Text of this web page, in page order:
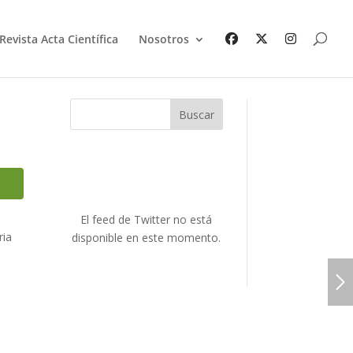
Revista Acta Científica Nosotros
Buscar
El feed de Twitter no está
disponible en este momento.